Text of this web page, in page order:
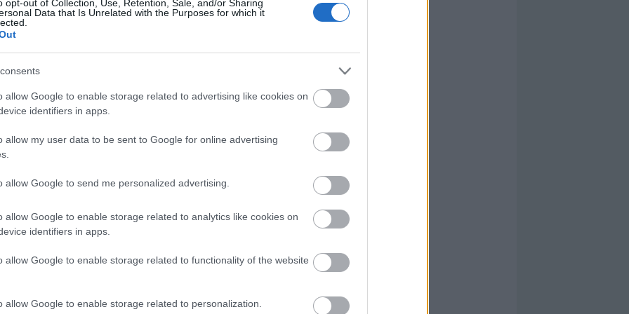
opt-out of Collection, Use, Retention, Sale, and/or Sharing
Data that Is Unrelated with the Purposes for which it
allow Google to enable storage related to advertising like cookies on
identifiers in apps.
allow my user data to be sent to Google for online advertising
allow Google to send me personalized advertising.
allow Google to enable storage related to analytics like cookies on
identifiers in apps.
allow Google to enable storage related to functionality of the website
allow Google to enable storage related to personalization.
Gracias a estos 33 puntos, Lamine Yamal
con 90 puntos.
portero, 5.870.000, 34 puntos)
9 puntos, pero podría tener incluso menos sin las
no deja de realizar paradas y sumar
Destaca su jornada 13, en la que detuvo un
de las cinco grandes ligas europeas (66) y el
en Comunio esta temporada, solo por detrás
cost' para la jornada 14